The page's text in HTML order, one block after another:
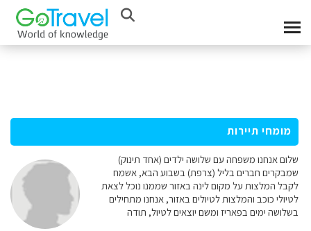
מומחי תיירות
שלום אנחנו משפחה עם שלושה ילדים (אחד תינוק)
שמבקרים חברים בליל (צרפת) בשבוע הבא, אשמח
לקבל המלצות על מקום לינה באזור שממנו נוכל לצאת
לטיולי כוכב והמלצות לטיולים באזור, אנחנו מתחילים
בשלושה ימים בפאריז ומשם יוצאים לטיול, תודה